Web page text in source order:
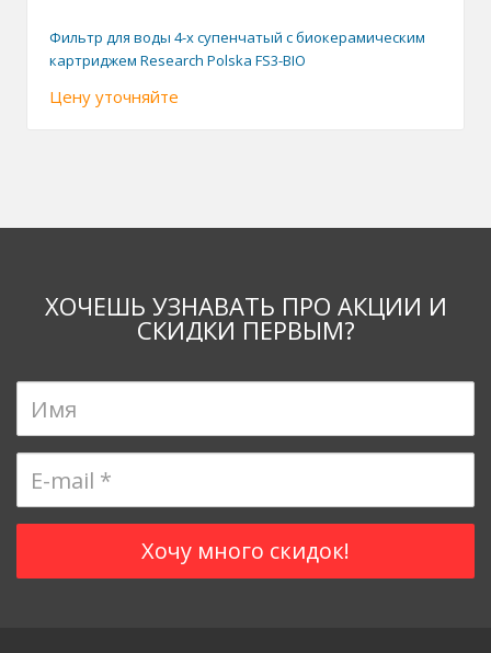
Фильтр для воды 4-x супенчатый с биокерамическим
картриджем Research Polska FS3-BIO
Цену уточняйте
ХОЧЕШЬ УЗНАВАТЬ ПРО АКЦИИ И
СКИДКИ ПЕРВЫМ?